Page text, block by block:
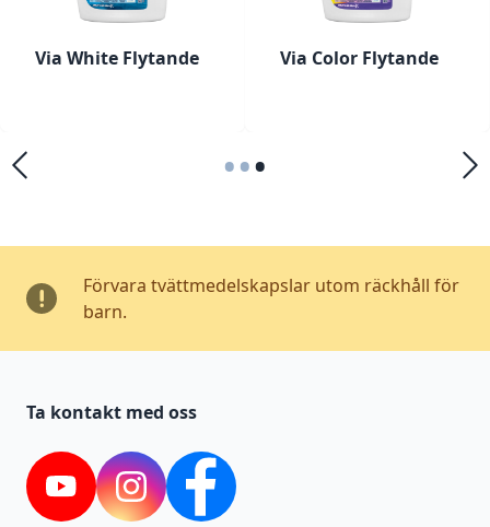
Via White Flytande Via Color Flytande
•••
Förvara tvättmedelskapslar utom räckhåll för
barn.
Ta kontakt med oss
YouTubeInstagramFacebook